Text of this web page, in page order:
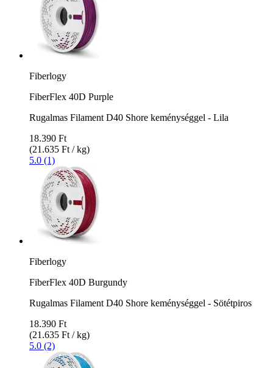
Fiberlogy
FiberFlex 40D Purple
Rugalmas Filament D40 Shore keménységgel - Lila
18.390 Ft
(21.635 Ft / kg)
5.0 (1)
Fiberlogy
FiberFlex 40D Burgundy
Rugalmas Filament D40 Shore keménységgel - Sötétpiros
18.390 Ft
(21.635 Ft / kg)
5.0 (2)